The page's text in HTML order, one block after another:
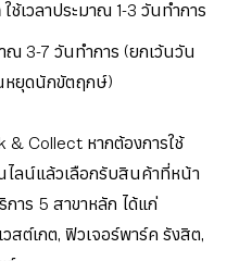
ใช้เวลาประมาณ 1-3 วันทำการ
าณ 3-7 วันทำการ (ยกเว้นวัน
หยุดนักขัตฤกษ์)
& Collect หากต้องการใช้
ลน์แล้วเลือกรับสินค้าที่หน้า
การ 5 สาขาหลัก ได้แก่
สต์เกต, ฟิวเจอร์พาร์ค รังสิต,